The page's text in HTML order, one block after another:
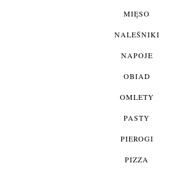
MIĘSO
NALEŚNIKI
NAPOJE
OBIAD
OMLETY
PASTY
PIEROGI
PIZZA